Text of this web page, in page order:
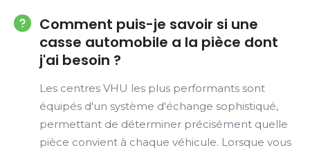
Comment puis-je savoir si une
casse automobile a la pièce dont
j'ai besoin ?
Les centres VHU les plus performants sont
équipés d'un système d'échange sophistiqué,
permettant de déterminer précisément quelle
pièce convient à chaque véhicule. Lorsque vous